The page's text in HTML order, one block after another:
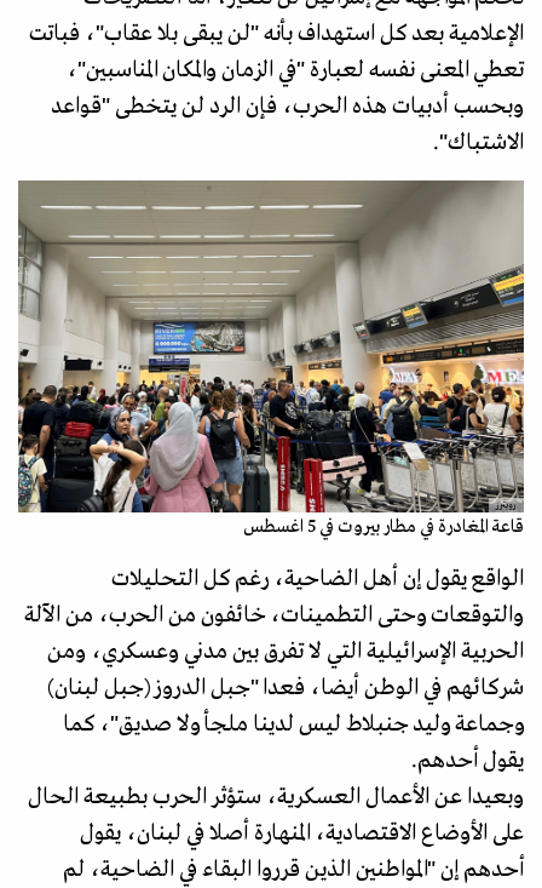
الإعلامية بعد كل استهداف بأنه "لن يبقى بلا عقاب"، فباتت
تعطي المعنى نفسه لعبارة "في الزمان والمكان المناسبين"،
وبحسب أدبيات هذه الحرب، فإن الرد لن يتخطى "قواعد
الاشتباك".
رويترز
قاعة المغادرة في مطار بيروت في 5 اغسطس
الواقع يقول إن أهل الضاحية، رغم كل التحليلات
والتوقعات وحتى التطمينات، خائفون من الحرب، من الآلة
الحربية الإسرائيلية التي لا تفرق بين مدني وعسكري، ومن
شركائهم في الوطن أيضا، فعدا "جبل الدروز (جبل لبنان)
وجماعة وليد جنبلاط ليس لدينا ملجأ ولا صديق"، كما
يقول أحدهم.
وبعيدا عن الأعمال العسكرية، ستؤثر الحرب بطبيعة الحال
على الأوضاع الاقتصادية، المنهارة أصلا في لبنان، يقول
أحدهم إن "المواطنين الذين قرروا البقاء في الضاحية، لم